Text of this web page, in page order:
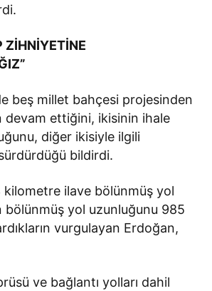
ZİHNİYETİNE
beş millet bahçesi projesinden
devam ettiğini, ikisinin ihale
diğer ikisiyle ilgili
bildirdi.
kilometre ilave bölünmüş yol
bölünmüş yol uzunluğunu 985
vurgulayan Erdoğan,
ve bağlantı yolları dahil